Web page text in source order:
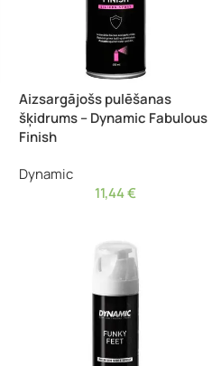
Aizsargājošs pulēšanas
šķidrums – Dynamic Fabulous
Finish
Dynamic
11,44€